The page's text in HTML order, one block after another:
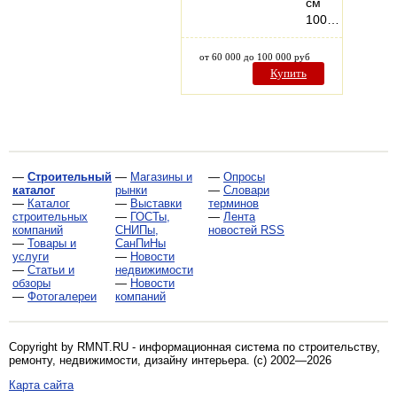
см
100…
от 60 000 до 100 000 руб
Купить
— Строительный
каталог
— Каталог
строительных
компаний
— Товары и
услуги
— Статьи и
обзоры
— Фотогалереи
— Магазины и
рынки
— Выставки
— ГОСТы,
СНИПы,
СанПиНы
— Новости
недвижимости
— Новости
компаний
— Опросы
— Словари
терминов
— Лента
новостей RSS
Copyright by RMNT.RU - информационная система по строительству,
ремонту, недвижимости, дизайну интерьера. (c) 2002—2026
Карта сайта